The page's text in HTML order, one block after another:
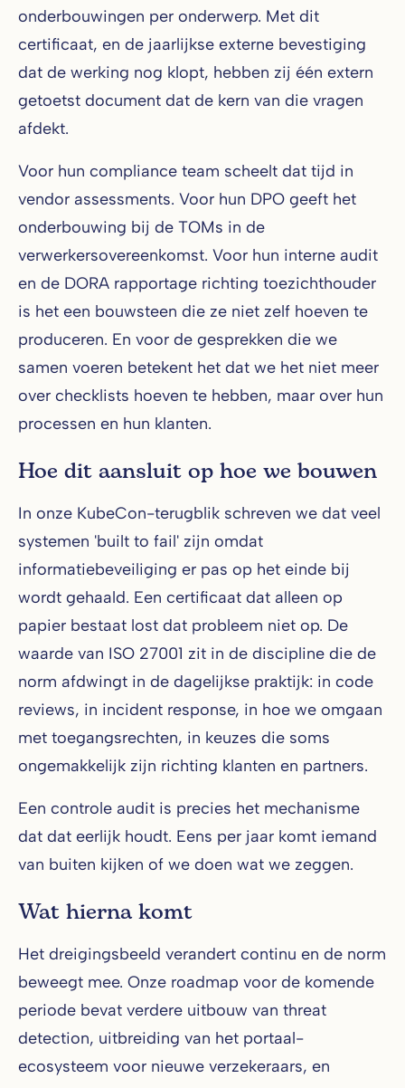
onderbouwingen per onderwerp. Met dit
certificaat, en de jaarlijkse externe bevestiging
dat de werking nog klopt, hebben zij één extern
getoetst document dat de kern van die vragen
afdekt.
Voor hun compliance team scheelt dat tijd in
vendor assessments. Voor hun DPO geeft het
onderbouwing bij de TOMs in de
verwerkersovereenkomst. Voor hun interne audit
en de DORA rapportage richting toezichthouder
is het een bouwsteen die ze niet zelf hoeven te
produceren. En voor de gesprekken die we
samen voeren betekent het dat we het niet meer
over checklists hoeven te hebben, maar over hun
processen en hun klanten.
Hoe dit aansluit op hoe we bouwen
In onze KubeCon-terugblik schreven we dat veel
systemen 'built to fail' zijn omdat
informatiebeveiliging er pas op het einde bij
wordt gehaald. Een certificaat dat alleen op
papier bestaat lost dat probleem niet op. De
waarde van ISO 27001 zit in de discipline die de
norm afdwingt in de dagelijkse praktijk: in code
reviews, in incident response, in hoe we omgaan
met toegangsrechten, in keuzes die soms
ongemakkelijk zijn richting klanten en partners.
Een controle audit is precies het mechanisme
dat dat eerlijk houdt. Eens per jaar komt iemand
van buiten kijken of we doen wat we zeggen.
Wat hierna komt
Het dreigingsbeeld verandert continu en de norm
beweegt mee. Onze roadmap voor de komende
periode bevat verdere uitbouw van threat
detection, uitbreiding van het portaal-
ecosysteem voor nieuwe verzekeraars, en